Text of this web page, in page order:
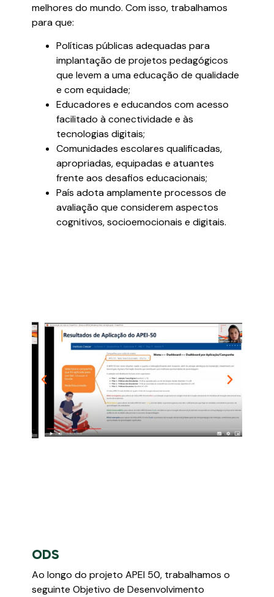
melhores do mundo. Com isso, trabalhamos
para que:
Políticas públicas adequadas para
implantação de projetos pedagógicos
que levem a uma educação de qualidade
e com equidade;
Educadores e educandos com acesso
facilitado à conectividade e às
tecnologias digitais;
Comunidades escolares qualificadas,
apropriadas, equipadas e atuantes
frente aos desafios educacionais;
País adota amplamente processos de
avaliação que considerem aspectos
cognitivos, socioemocionais e digitais.
ODS
Ao longo do projeto APEI 50, trabalhamos o
seguinte Objetivo de Desenvolvimento